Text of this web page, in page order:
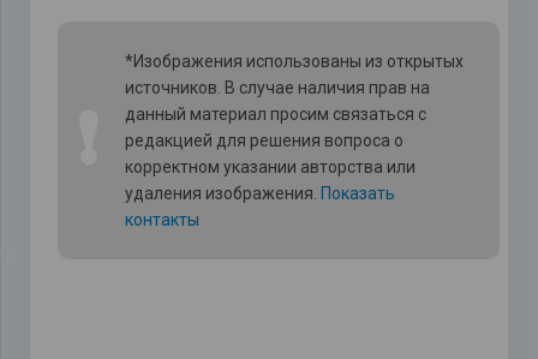
*Изображения использованы из открытых
источников. В случае наличия прав на
данный материал просим связаться с
редакцией для решения вопроса о
корректном указании авторства или
удаления изображения. Показать
контакты